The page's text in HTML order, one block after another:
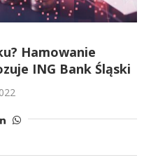
Hamowanie
ING Bank Śląski